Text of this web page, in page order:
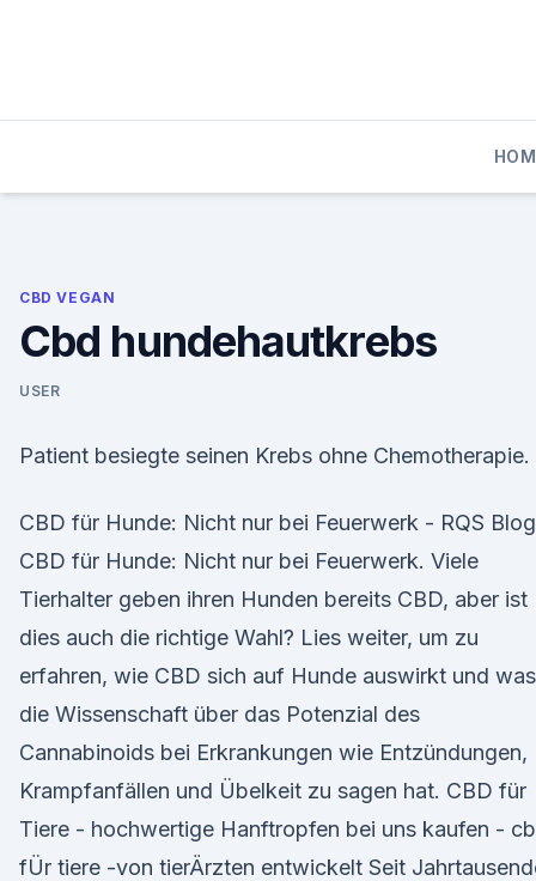
CBD VEGAN
Cbd hundehautkrebs
USER
Patient besiegte seinen Krebs ohne Chemotherapie.
CBD für Hunde: Nicht nur bei Feuerwerk - RQS Blog
CBD für Hunde: Nicht nur bei Feuerwerk. Viele
Tierhalter geben ihren Hunden bereits CBD, aber ist
dies auch die richtige Wahl? Lies weiter, um zu
erfahren, wie CBD sich auf Hunde auswirkt und was
die Wissenschaft über das Potenzial des
Cannabinoids bei Erkrankungen wie Entzündungen,
Krampfanfällen und Übelkeit zu sagen hat. CBD für
Tiere - hochwertige Hanftropfen bei uns kaufen -
fÜr tiere -von tierÄrzten entwickelt Seit